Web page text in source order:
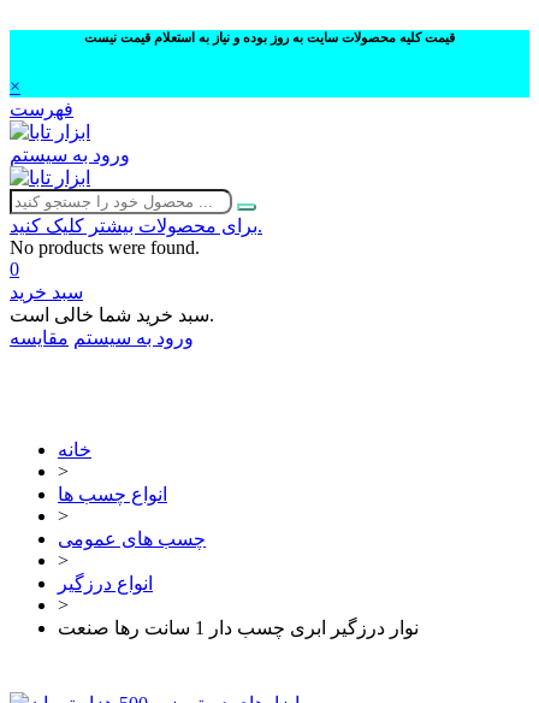
قیمت کلیه محصولات سایت به روز بوده و نیاز به استعلام قیمت نیست
×
فهرست
ورود به سیستم
برای محصولات بیشتر کلیک کنید.
No products were found.
0
سبد خرید
سبد خرید شما خالی است.
ورود به سیستم مقایسه
خانه
>
انواع چسب ها
>
چسب های عمومی
>
انواع درزگیر
>
نوار درزگیر ابری چسب دار 1 سانت رها صنعت